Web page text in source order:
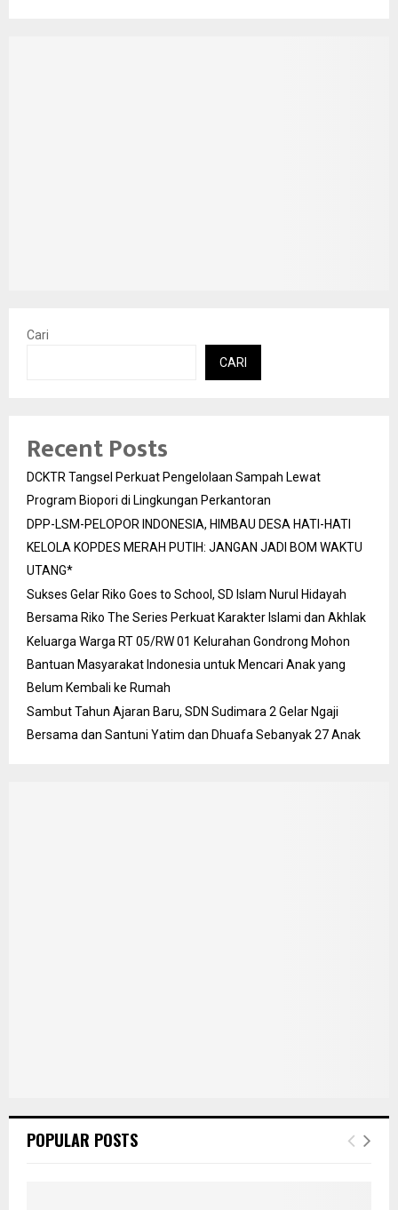
Cari
CARI
Recent Posts
DCKTR Tangsel Perkuat Pengelolaan Sampah Lewat
Program Biopori di Lingkungan Perkantoran
DPP-LSM-PELOPOR INDONESIA, HIMBAU DESA HATI-HATI
KELOLA KOPDES MERAH PUTIH: JANGAN JADI BOM WAKTU
UTANG*
Sukses Gelar Riko Goes to School, SD Islam Nurul Hidayah
Bersama Riko The Series Perkuat Karakter Islami dan Akhlak
Keluarga Warga RT 05/RW 01 Kelurahan Gondrong Mohon
Bantuan Masyarakat Indonesia untuk Mencari Anak yang
Belum Kembali ke Rumah
Sambut Tahun Ajaran Baru, SDN Sudimara 2 Gelar Ngaji
Bersama dan Santuni Yatim dan Dhuafa Sebanyak 27 Anak
POPULAR POSTS